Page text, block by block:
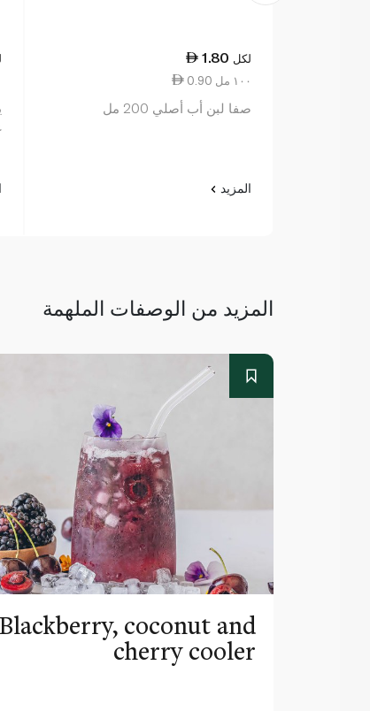
1.80 لكل
0.90 ١٠٠ مل
صفا لبن أب أصلي 200 مل
المزيد
المزيد من الوصفات الملهمة
Blackberry, coconut and
cherry cooler